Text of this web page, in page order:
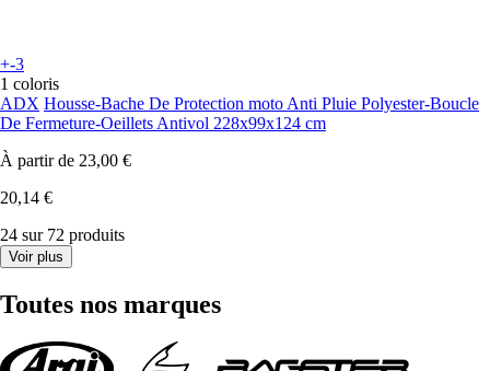
+-3
1 coloris
ADX Housse-Bache De Protection moto Anti Pluie Polyester-Boucle
De Fermeture-Oeillets Antivol 228x99x124 cm
À partir de 23,00 €
20,14 €
24 sur 72 produits
Voir plus
Toutes nos marques